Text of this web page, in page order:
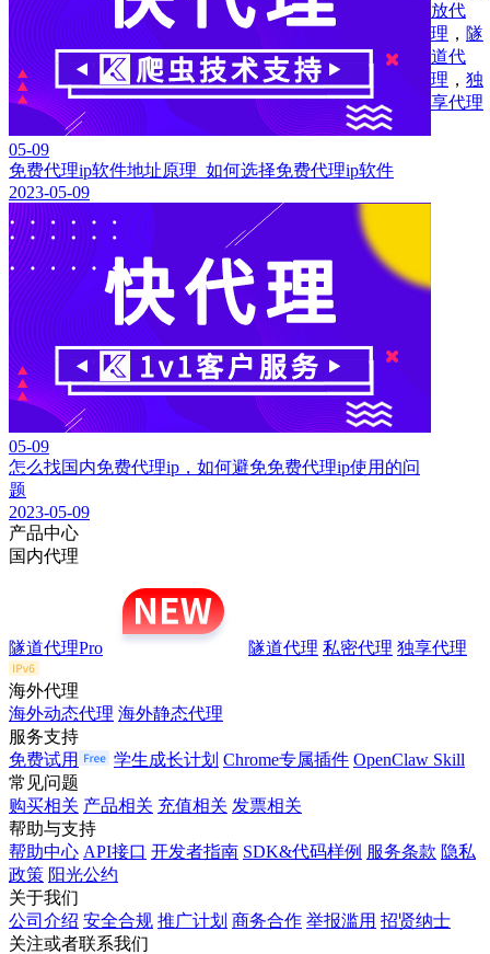
05-09
免费代理ip软件地址原理_如何选择免费代理ip软件
2023-05-09
05-09
怎么找国内免费代理ip，如何避免免费代理ip使用的问
题
2023-05-09
放代
理 ， 隧
道代
理 ， 独
享代理
产品中心
国内代理
隧道代理Pro 隧道代理 私密代理 独享代理
海外代理
海外动态代理 海外静态代理
服务支持
免费试用
学生成长计划 Chrome专属插件 OpenClaw Skill
常见问题
购买相关 产品相关 充值相关 发票相关
帮助与支持
帮助中心 API接口 开发者指南 SDK&代码样例 服务条款 隐私
政策 阳光公约
关于我们
公司介绍 安全合规 推广计划 商务合作 举报滥用 招贤纳士
关注或者联系我们